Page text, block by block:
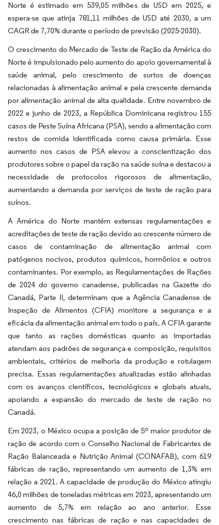
Norte é estimado em 539,05 milhões de USD em 2025, e
espera-se que atinja 781,11 milhões de USD até 2030, a um
CAGR de 7,70% durante o período de previsão (2025-2030).
O crescimento do Mercado de Teste de Ração da América do
Norte é impulsionado pelo aumento do apoio governamental à
saúde animal, pelo crescimento de surtos de doenças
relacionadas à alimentação animal e pela crescente demanda
por alimentação animal de alta qualidade. Entre novembro de
2022 e junho de 2023, a República Dominicana registrou 155
casos de Peste Suína Africana (PSA), sendo a alimentação com
restos de comida identificada como causa primária. Esse
aumento nos casos de PSA elevou a conscientização dos
produtores sobre o papel da ração na saúde suína e destacou a
necessidade de protocolos rigorosos de alimentação,
aumentando a demanda por serviços de teste de ração para
suínos.
A América do Norte mantém extensas regulamentações e
acreditações de teste de ração devido ao crescente número de
casos de contaminação de alimentação animal com
patógenos nocivos, produtos químicos, hormônios e outros
contaminantes. Por exemplo, as Regulamentações de Rações
de 2024 do governo canadense, publicadas na Gazette do
Canadá, Parte II, determinam que a Agência Canadense de
Inspeção de Alimentos (CFIA) monitore a segurança e a
eficácia da alimentação animal em todo o país. A CFIA garante
que tanto as rações domésticas quanto as importadas
atendam aos padrões de segurança e composição, requisitos
ambientais, critérios de melhoria da produção e rotulagem
precisa. Essas regulamentações atualizadas estão alinhadas
com os avanços científicos, tecnológicos e globais atuais,
apoiando a expansão do mercado de teste de ração no
Canadá.
Em 2023, o México ocupa a posição de 5º maior produtor de
ração de acordo com o Conselho Nacional de Fabricantes de
Ração Balanceada e Nutrição Animal (CONAFAB), com 619
fábricas de ração, representando um aumento de 1,3% em
relação a 2021. A capacidade de produção do México atingiu
46,0 milhões de toneladas métricas em 2023, apresentando um
aumento de 5,7% em relação ao ano anterior. Esse
crescimento nas fábricas de ração e nas capacidades de